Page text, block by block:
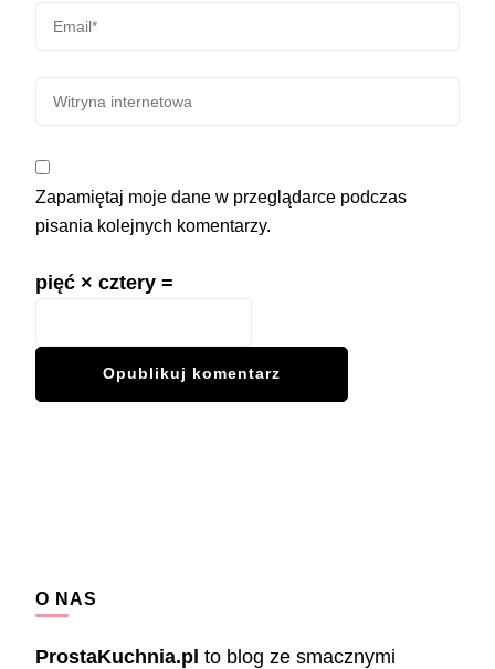
Zapamiętaj moje dane w przeglądarce podczas
pisania kolejnych komentarzy.
pięć × cztery =
O NAS
ProstaKuchnia.pl to blog ze smacznymi